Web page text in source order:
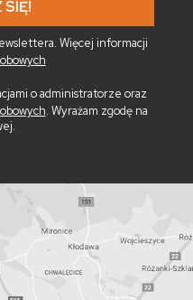
Więcej informacji
o administratorze oraz
. Wyrażam zgodę na